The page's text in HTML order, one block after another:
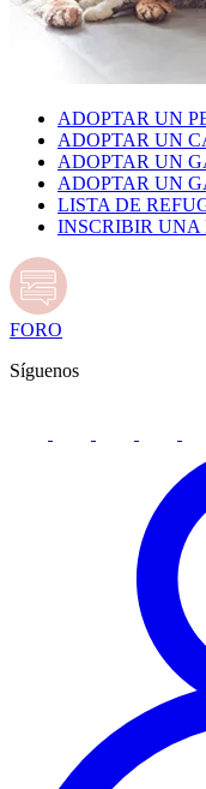
ADOPTAR UN
ADOPTAR UN
ADOPTAR UN
ADOPTAR UN
LISTA DE
INSCRIBIR UNA
FORO
Síguenos